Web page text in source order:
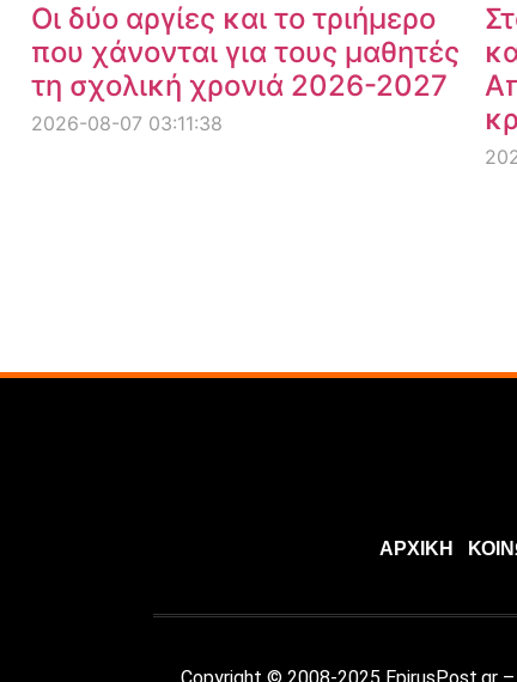
Οι δύο αργίες και το τριήμερο
που χάνονται για τους μαθητές
τη σχολική χρονιά 2026-2027
2026-08-07 03:11:38
ΑΡΧΙΚΗ